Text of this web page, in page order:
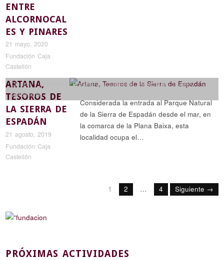
ENTRE
ALCORNOCAL
ES Y PINARES
21 mayo, 2020
Fundación Caja
Castellón
ARTANA,
TESOROS DE
LA SIERRA DE
ESPADÁN
21 agosto, 2019
Fundación Caja
Castellón
Ciencia y naturaleza ,Historia y arqueología, Reportajes,Rutas y
senderismo
Considerada la entrada al Parque Natural
de la Sierra de Espadán desde el mar, en
la comarca de la Plana Baixa, esta
localidad ocupa el…
1 2 … 4 Siguiente →
PRÓXIMAS ACTIVIDADES